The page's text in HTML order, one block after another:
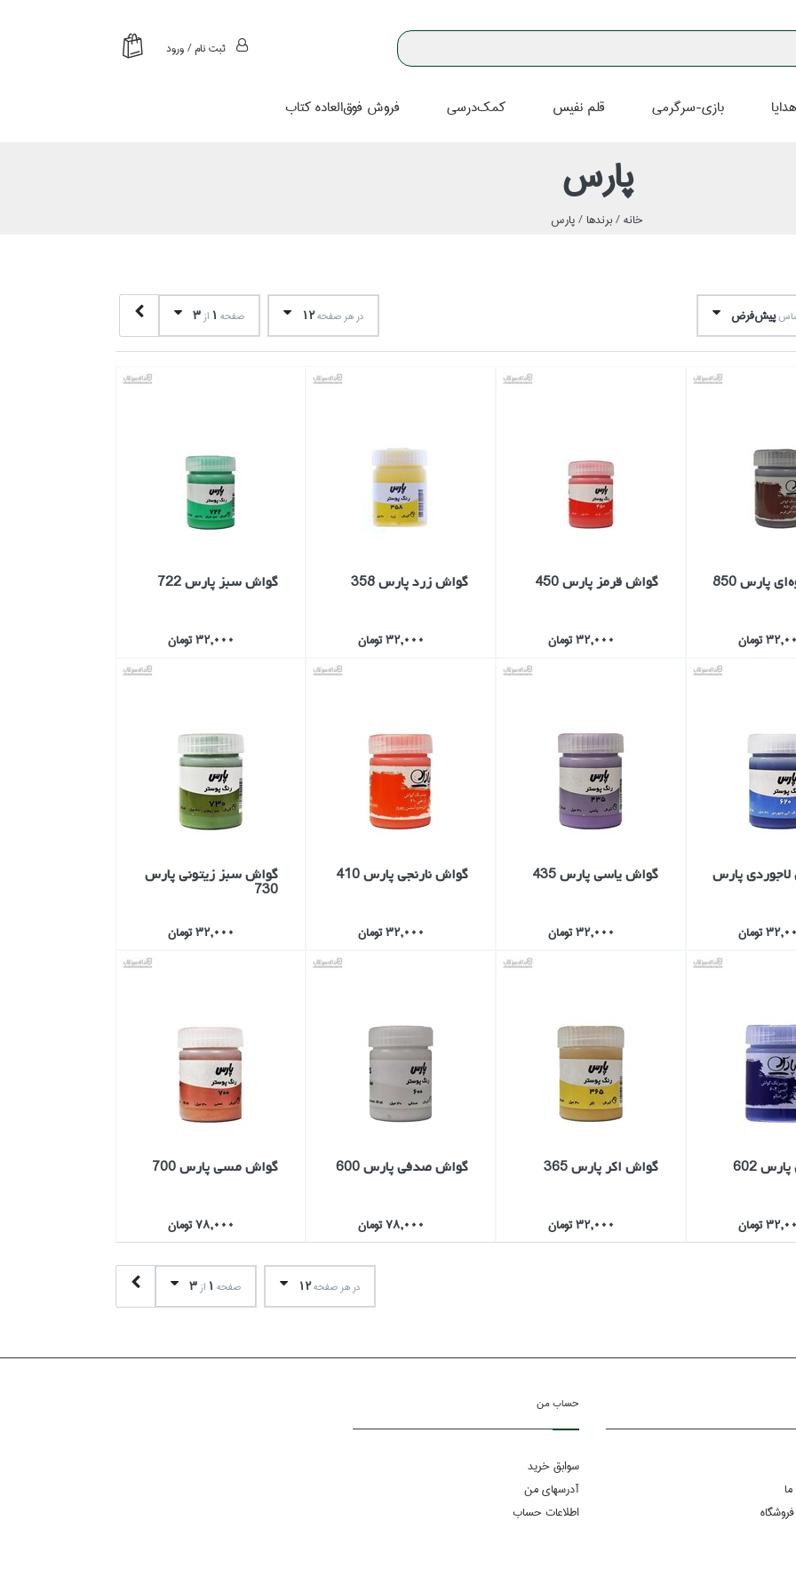
ثبت نام / ورود
بازي-سرگرمي قلم نفيس كمك‌درسي فروش فوق‌العاده كتاب
پارس
خانه /برندها /پارس
پيش‌فرض در هر صفحه12 صفحه 1 از3
پارس 850
تومان
گواش قرمز پارس 450
32,000 تومان
گواش زرد پارس 358
32,000 تومان
گواش سبز پارس 722
32,000 تومان
پارس
تومان
گواش ياسي پارس 435
32,000 تومان
گواش نارنجي پارس 410
32,000 تومان
گواش سبز زيتوني پارس
730
32,000 تومان
602
تومان
گواش اكر پارس 365
32,000 تومان
گواش صدفي پارس 600
78,000 تومان
گواش مسي پارس 700
78,000 تومان
در هر صفحه12 صفحه 1 از3
حساب من
سوابق خرید
آدرسهای من
اطلاعات حساب